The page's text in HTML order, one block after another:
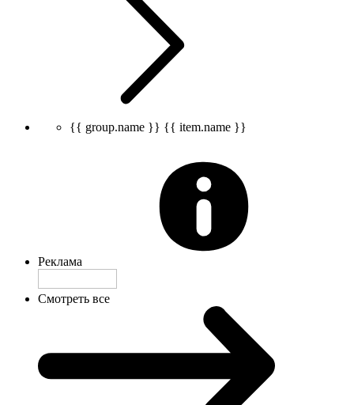
{{ group.name }} {{ item.name }}
Реклама
Смотреть все